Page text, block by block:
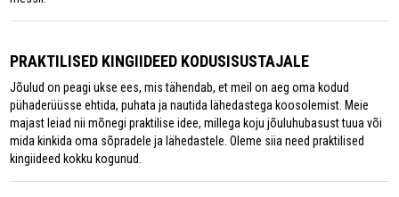
PRAKTILISED KINGIIDEED KODUSISUSTAJALE
Jõulud on peagi ukse ees, mis tähendab, et meil on aeg oma kodud
pühaderüüsse ehtida, puhata ja nautida lähedastega koosolemist. Meie
majast leiad nii mõnegi praktilise idee, millega koju jõuluhubasust tuua või
mida kinkida oma sõpradele ja lähedastele. Oleme siia need praktilised
kingiideed kokku kogunud.